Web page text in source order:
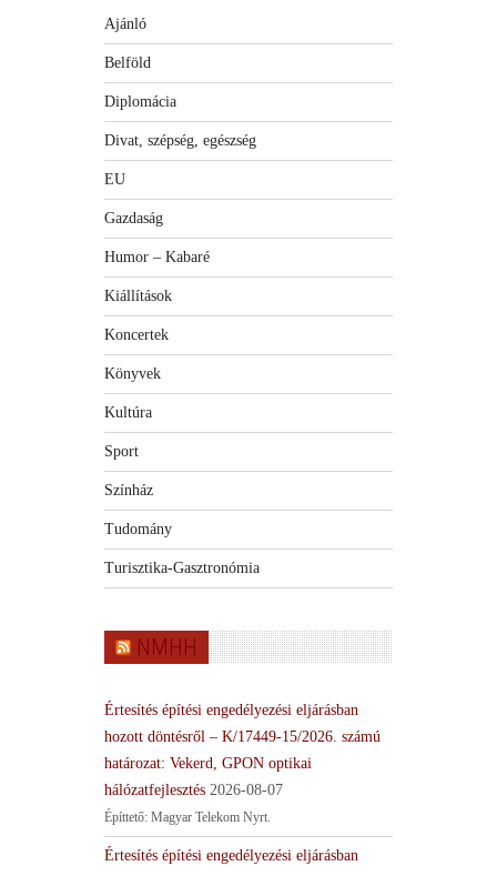
Ajánló
Belföld
Diplomácia
Divat, szépség, egészség
EU
Gazdaság
Humor – Kabaré
Kiállítások
Koncertek
Könyvek
Kultúra
Sport
Színház
Tudomány
Turisztika-Gasztronómia
NMHH
Értesítés építési engedélyezési eljárásban
hozott döntésről – K/17449-15/2026. számú
határozat: Vekerd, GPON optikai
hálózatfejlesztés 2026-08-07
Építtető: Magyar Telekom Nyrt.
Értesítés építési engedélyezési eljárásban